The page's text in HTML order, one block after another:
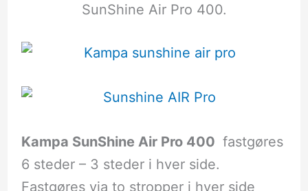
SunShine Air Pro 400.
Kampa SunShine Air Pro 400 fastgøres
6 steder – 3 steder i hver side.
Fastgøres via to stropper i hver side